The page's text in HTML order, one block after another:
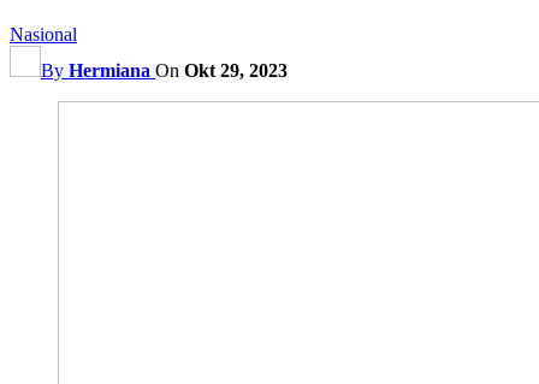
Nasional
By Hermiana On Okt 29, 2023